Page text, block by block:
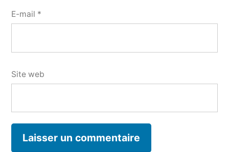
E-mail *
Site web